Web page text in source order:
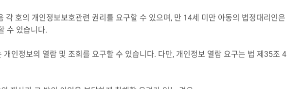
호의 개인정보보호관련 권리를 요구할 수 있으며, 만 14세 미만 아동의 법정대리인은
수 있습니다.
인정보의 열람 및 조회를 요구할 수 있습니다. 다만, 개인정보 열람 요구는 법 제35조 4